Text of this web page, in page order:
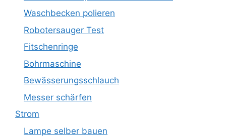
Waschbecken polieren
Robotersauger Test
Fitschenringe
Bohrmaschine
Bewässerungsschlauch
Messer schärfen
Strom
Lampe selber bauen